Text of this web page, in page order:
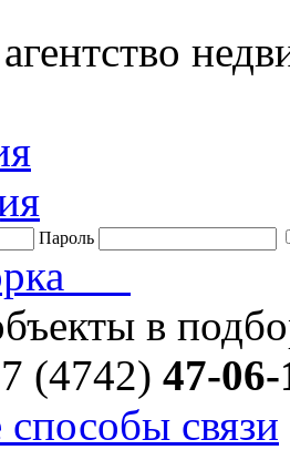
Пароль
в
(4742) 47-06-
связи